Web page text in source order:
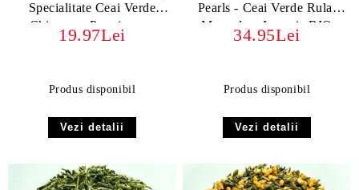
Specialitate Ceai Verde
Chinezesc Premium cu
Istorie și Aromă
19.97Lei
Produs disponibil
Vezi detalii
Pearls - Ceai Verde Rulat
Manual cu Iasomie BIO
ORGANIC
34.95Lei
Produs disponibil
Vezi detalii